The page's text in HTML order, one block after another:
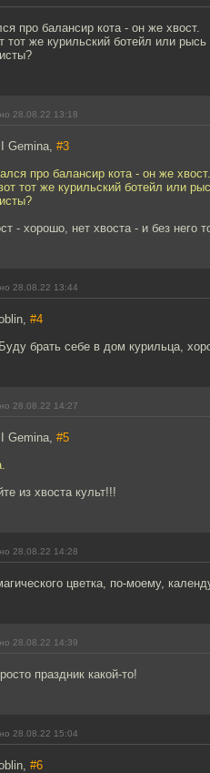
про балансир кота - он же хвост.
тот же курильский ботейл или
28.08.22 13:18
Gemina, #3
про балансир кота - он же хвост.
тот же курильский ботейл или
- хорошо, нет хвоста - и без него
28.08.22 13:44
#4
брать себе в дом курильца,
28.08.22 14:27
Gemina, #5
из хвоста культ!!!
28.08.22 14:28
цветка, по-моему,
28.08.22 14:39
праздник какой-то!
28.08.22 15:04
#6